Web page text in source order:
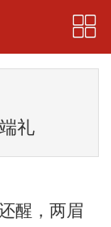
礼
醒，两眉